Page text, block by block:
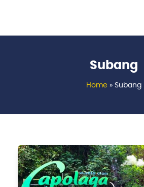
Subang
Home » Subang